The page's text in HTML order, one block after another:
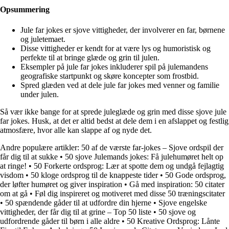
Opsummering
Jule far jokes er sjove vittigheder, der involverer en far, børnene
og juletemaet.
Disse vittigheder er kendt for at være lys og humoristisk og
perfekte til at bringe glæde og grin til julen.
Eksempler på jule far jokes inkluderer spil på julemandens
geografiske startpunkt og skøre koncepter som frostbid.
Spred glæden ved at dele jule far jokes med venner og familie
under julen.
Så vær ikke bange for at sprede juleglæde og grin med disse sjove jule
far jokes. Husk, at det er altid bedst at dele dem i en afslappet og festlig
atmosfære, hvor alle kan slappe af og nyde det.
Andre populære artikler: 50 af de værste far-jokes – Sjove ordspil der
får dig til at sukke • 50 sjove Julemands jokes: Få julehumøret helt op
at ringe! • 50 Forkerte ordsprog: Lær at spotte dem og undgå fejlagtig
visdom • 50 kloge ordsprog til de knappeste tider• 50 Gode ordsprog,
der løfter humøret og giver inspiration • Gå med inspiration: 50 citater
om at gå • Føl dig inspireret og motiveret med disse 50 træningscitater
• 50 spændende gåder til at udfordre din hjerne • Sjove engelske
vittigheder, der får dig til at grine – Top 50 liste • 50 sjove og
udfordrende gåder til børn i alle aldre • 50 Kreative Ordsprog: Lånte